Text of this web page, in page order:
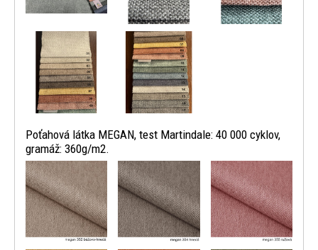
Poťahová látka MEGAN, test Martindale: 40 000 cyklov,
gramáž: 360g/m2.